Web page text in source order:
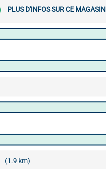
PLUS D'INFOS SUR CE MAGASIN
(1.9 km)